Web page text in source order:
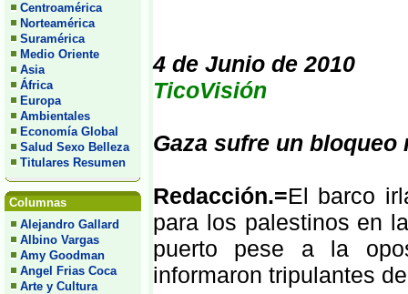
Centroamérica
Norteamérica
Suramérica
Medio Oriente
Asia
África
Europa
Ambientales
Economía Global
Salud Sexo Belleza
Titulares Resumen
Columnas
Alejandro Gallard
Albino Vargas
Amy Goodman
Angel Frias Coca
Arte y Cultura
4 de Junio de 2010
TicoVisión
Gaza sufre un
Redacción.=El barco
para los palestinos en
puerto pese a la
informaron tripulantes